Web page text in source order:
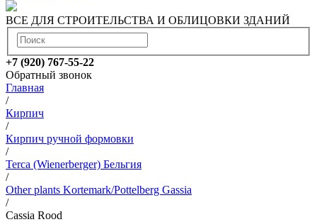
ВСЕ ДЛЯ СТРОИТЕЛЬСТВА И ОБЛИЦОВКИ ЗДАНИЙ
+7 (920) 767-55-22
Обратный звонок
Главная
/
Кирпич
/
Кирпич ручной формовки
/
Terca (Wienerberger) Бельгия
/
Other plants Kortemark/Pottelberg Gassia
/
Cassia Rood